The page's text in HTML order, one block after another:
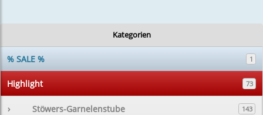
Kategorien
% SALE % 1
Highlight 73
› Stöwers-Garnelenstube 143